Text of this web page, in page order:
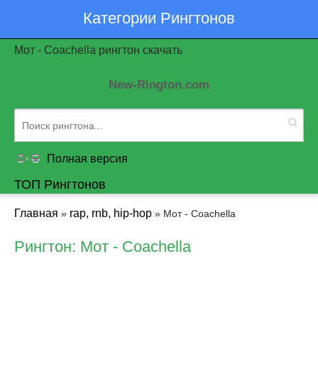
Категории Рингтонов
Мот - Coachella рингтон скачать
New-Rington.com
Полная версия
ТОП Рингтонов
Главная » rap, rnb, hip-hop » Мот - Coachella
Рингтон: Мот - Coachella